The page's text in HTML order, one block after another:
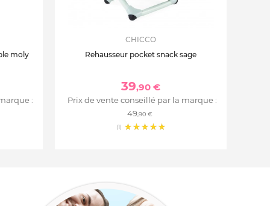
moly
:
CHICCO
Rehausseur pocket snack sage
39,90 €
Prix de vente conseillé par la marque :
49,90 €
(1)